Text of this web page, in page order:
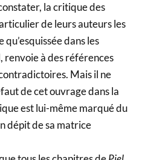
la critique des
de leurs auteurs les
qu’esquissée dans les
renvoie à des références
Mais il ne
de cet ouvrage dans la
est lui-même marqué du
dépit de sa matrice